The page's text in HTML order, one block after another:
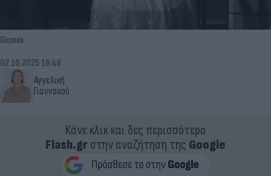
Glomex
Αγγελική
Γιαννακού
02.10.2025 16:48
Κάνε κλικ και δες περισσότερο
Flash.grστην αναζήτηση της Google